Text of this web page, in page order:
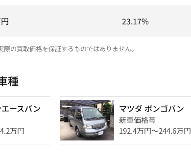
23.17%
の買取価格を保証するものではありません。
種
ースバン
万円
マツダ ボンゴバン
新車価格帯
192.4万円〜244.6万円